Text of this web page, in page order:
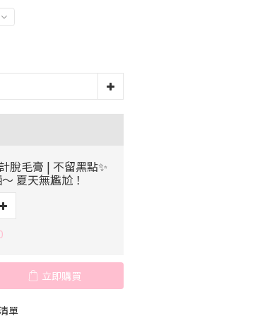
脫毛膏 | 不留黑點✨
夏天無尷尬！
立即購買
單